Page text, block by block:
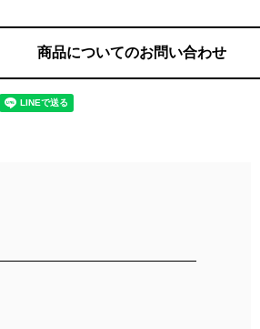
商品についてのお問い合わせ